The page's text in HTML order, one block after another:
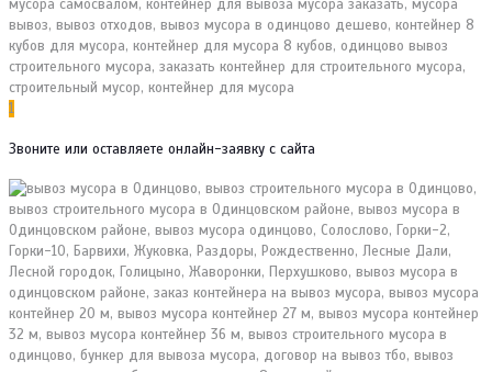
1
Звоните или оставляете онлайн-заявку с сайта